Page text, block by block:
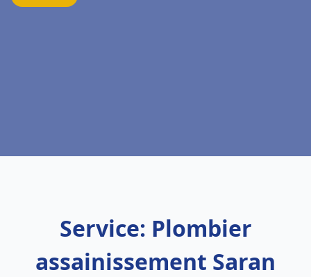
Service: Plombier
assainissement Saran